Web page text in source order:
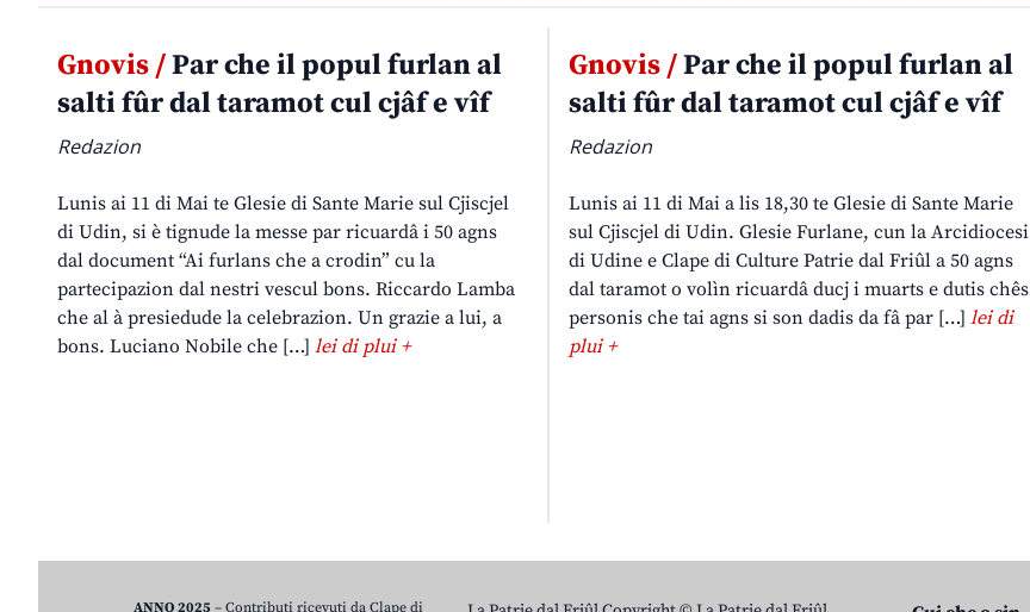
Gnovis /Par che il popul furlan al
salti fûr dal taramot cul cjâf e vîf
Redazion
Lunis ai 11 di Mai te Glesie di Sante Marie sul Cjiscjel
di Udin, si è tignude la messe par ricuardâ i 50 agns
dal document “Ai furlans che a crodin” cu la
partecipazion dal nestri vescul bons. Riccardo Lamba
che al à presiedude la celebrazion. Un grazie a lui, a
bons. Luciano Nobile che […] lei di plui +
Gnovis /Par che il popul furlan al
salti fûr dal taramot cul cjâf e vîf
Redazion
Lunis ai 11 di Mai a lis 18,30 te Glesie di Sante Marie
sul Cjiscjel di Udin. Glesie Furlane, cun la Arcidiocesi
di Udine e Clape di Culture Patrie dal Friûl a 50 agns
dal taramot o volìn ricuardâ ducj i muarts e dutis chês
personis che tai agns si son dadis da fâ par […] lei di
plui +
ANNO 2025 – Contributi ricevuti da Clape di